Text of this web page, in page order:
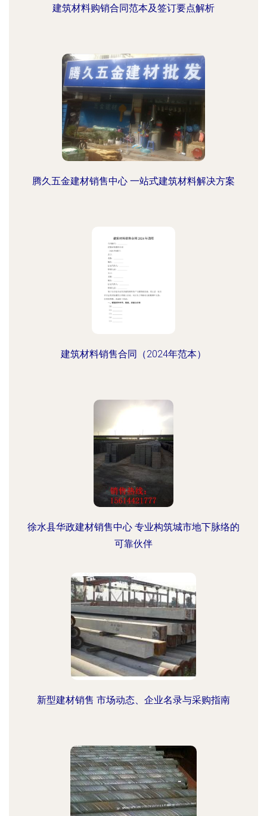
建筑材料购销合同范本及签订要点解析
腾久五金建材销售中心 一站式建筑材料解决方案
建筑材料销售合同（2024年范本）
徐水县华政建材销售中心 专业构筑城市地下脉络的
可靠伙伴
新型建材销售 市场动态、企业名录与采购指南